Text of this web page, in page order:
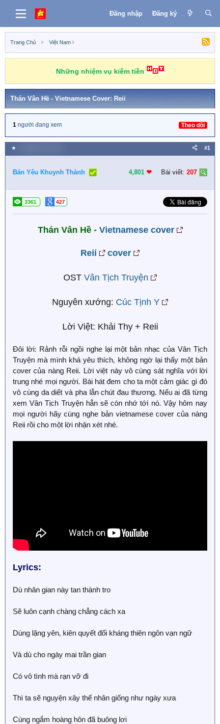
Đăng nhập Đăng ký
Trang Chủ Việt Nam
Những nhiệm vụ kiếm tiền
Thán Vân Hề - Vietnamese Cover: Reii
1 người đang xem Theo dõi
★ #1
Bán Yêu Khuynh Thành 4,801 ❤︎ Bài viết: 207
3361 427
Thán Vân Hề - Vietnamese cover
Reii cover
OST Vân Tịch Truyện
Nguyên xướng: Cúc Tịnh Y
Lời Việt: Khải Thy + Reii
Đôi lời: Rảnh rỗi ngồi nghe lại một bản nhạc của Vân Tịch
Truyện mà mình khá yêu thích, không ngờ lại thấy một bản
cover của nàng Reii. Lời việt này vô cùng sát nghĩa với lời
trung nhé mọi người. Bài hát đem cho ta một cảm giác gì đó
vô cùng da diết và pha lẫn chút đau thương. Nếu ai đã từng
xem Vân Tịch Truyện hẳn sẽ còn nhớ tới nó. Vậy hôm nay
mọi người hãy cùng nghe bản vietnamese cover của nàng
Reii rồi cho một lời nhận xét nhé.
Lyrics:
Dù nhân gian này tan thành tro
Sẽ luôn cạnh chàng chẳng cách xa
Dùng lặng yên, kiên quyết đối kháng thiên ngôn vạn ngữ
Và dù cho ngày mai trần gian
Có vô tình mà rạn vỡ đi
Thì ta sẽ nguyện xây thế nhân giống như ngày xưa
Cùng ngắm hoàng hôn đã buông lơi